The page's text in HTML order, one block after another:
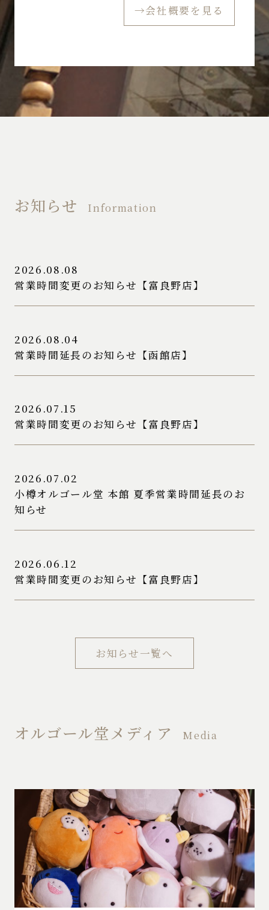
→会社概要を見る
お知らせ Information
2026.08.08
営業時間変更のお知らせ【富良野店】
2026.08.04
営業時間延長のお知らせ【函館店】
2026.07.15
営業時間変更のお知らせ【富良野店】
2026.07.02
小樽オルゴール堂 本館 夏季営業時間延長のお
知らせ
2026.06.12
営業時間変更のお知らせ【富良野店】
お知らせ一覧へ
オルゴール堂メディア Media